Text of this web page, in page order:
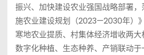
振兴、加快建设农业强国战略部署
施农业建设规划（2023—2030年）
寒地农业提质、村集体经济增收两
数字化种植、生态种养、产销联动